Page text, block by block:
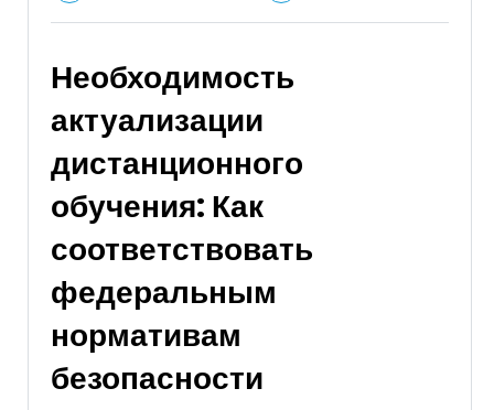
Необходимость
актуализации
дистанционного
обучения: Как
соответствовать
федеральным
нормативам
безопасности